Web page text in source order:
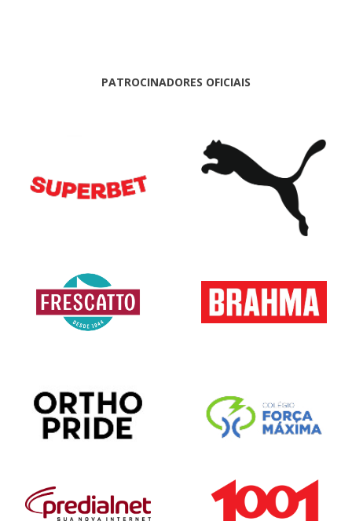
PATROCINADORES OFICIAIS